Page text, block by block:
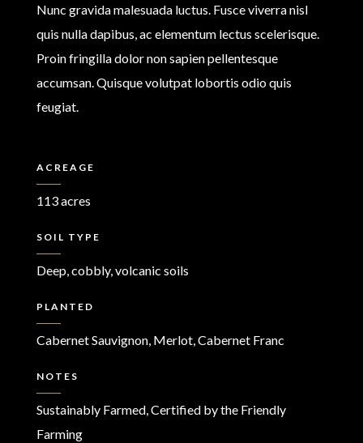
Nunc gravida malesuada luctus. Fusce viverra nisl
quis nulla dapibus, ac elementum lectus scelerisque.
Proin fringilla dolor non sapien pellentesque
accumsan. Quisque volutpat lobortis odio quis
feugiat.
ACREAGE
113 acres
SOIL TYPE
Deep, cobbly, volcanic soils
PLANTED
Cabernet Sauvignon, Merlot, Cabernet Franc
NOTES
Sustainably Farmed, Certified by the Friendly
Farming